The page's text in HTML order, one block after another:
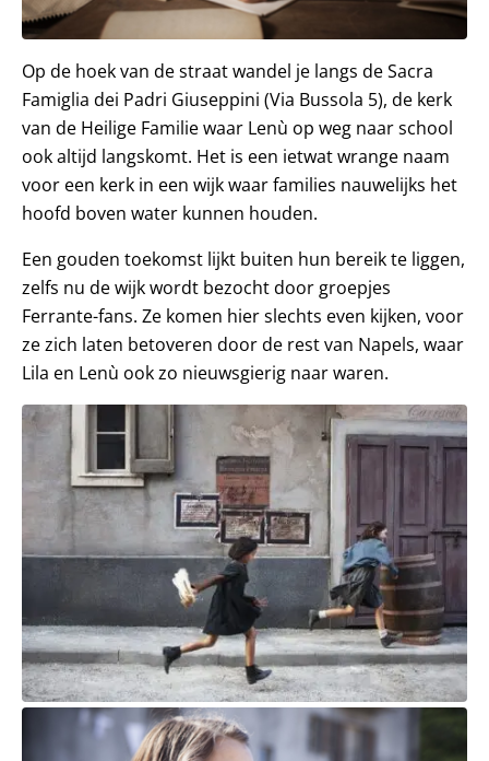
Op de hoek van de straat wandel je langs de Sacra
Famiglia dei Padri Giuseppini (Via Bussola 5), de kerk
van de Heilige Familie waar Lenù op weg naar school
ook altijd langskomt. Het is een ietwat wrange naam
voor een kerk in een wijk waar families nauwelijks het
hoofd boven water kunnen houden.
Een gouden toekomst lijkt buiten hun bereik te liggen,
zelfs nu de wijk wordt bezocht door groepjes
Ferrante-fans. Ze komen hier slechts even kijken, voor
ze zich laten betoveren door de rest van Napels, waar
Lila en Lenù ook zo nieuwsgierig naar waren.